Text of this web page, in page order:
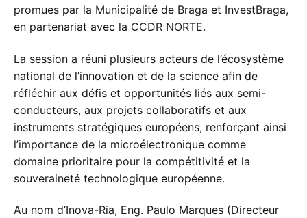
promues par la Municipalité de Braga et InvestBraga,
en partenariat avec la CCDR NORTE.
La session a réuni plusieurs acteurs de l’écosystème
national de l’innovation et de la science afin de
réfléchir aux défis et opportunités liés aux semi-
conducteurs, aux projets collaboratifs et aux
instruments stratégiques européens, renforçant ainsi
l’importance de la microélectronique comme
domaine prioritaire pour la compétitivité et la
souveraineté technologique européenne.
Au nom d’Inova-Ria, Eng. Paulo Marques (Directeur